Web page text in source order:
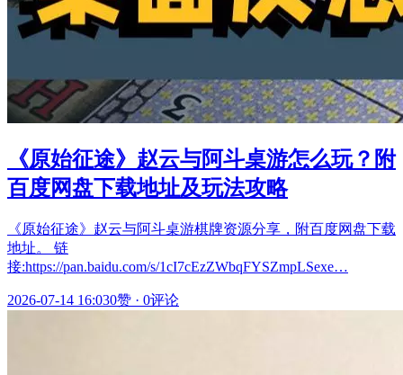
《原始征途》赵云与阿斗桌游怎么玩？附
百度网盘下载地址及玩法攻略
《原始征途》赵云与阿斗桌游棋牌资源分享，附百度网盘下载
地址。 链
接:https://pan.baidu.com/s/1cI7cEzZWbqFYSZmpLSexe…
2026-07-14 16:030赞 · 0评论